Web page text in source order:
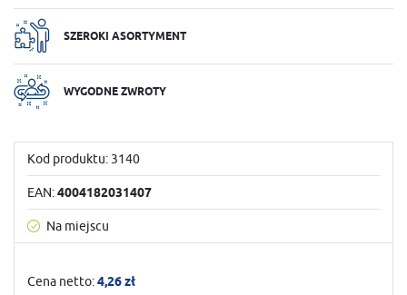
SZEROKI ASORTYMENT
WYGODNE ZWROTY
Kod produktu: 3140
EAN:4004182031407
Na miejscu
Cena netto:4,26 zł